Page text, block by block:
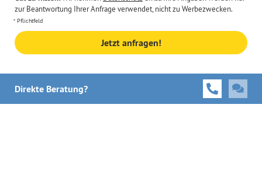
zur Beantwortung Ihrer Anfrage verwendet, nicht zu Werbezwecken.
Pflichtfeld
Jetzt anfragen!
Direkte Beratung?